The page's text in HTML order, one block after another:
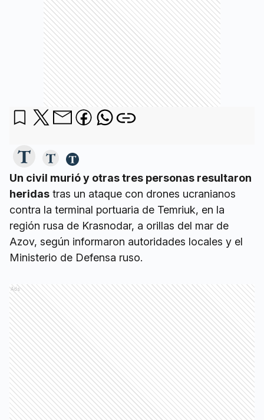
Un civil murió y otras tres personas resultaron
heridas tras un ataque con drones ucranianos
contra la terminal portuaria de Temriuk, en la
región rusa de Krasnodar, a orillas del mar de
Azov, según informaron autoridades locales y el
Ministerio de Defensa ruso.
Ads